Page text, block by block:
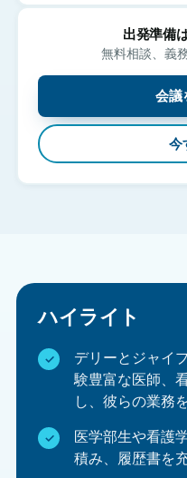
的背景の異なる患者が
そして公的医療と私的
かを直接ご覧ください
キャリアプロフィー
インドでの国際インタ
プは、履歴書に貴重な
ーの歴史的建造物（レ
ールなど）から、ジャ
は魅力的なスポットが
美食、そして歴史遺産
ない体験を提供してく
自己成長と文化交流
インドで生活し働くこ
出発準備
無料相談、義
会議
今
ハイライト
デリーとジャイ
験豊富な医師、
し、彼らの業務
医学部生や看護
積み、履歴書を